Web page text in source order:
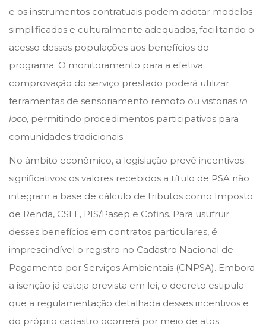
e os instrumentos contratuais podem adotar modelos
simplificados e culturalmente adequados, facilitando o
acesso dessas populações aos benefícios do
programa. O monitoramento para a efetiva
comprovação do serviço prestado poderá utilizar
ferramentas de sensoriamento remoto ou vistorias in
loco, permitindo procedimentos participativos para
comunidades tradicionais.
No âmbito econômico, a legislação prevê incentivos
significativos: os valores recebidos a título de PSA não
integram a base de cálculo de tributos como Imposto
de Renda, CSLL, PIS/Pasep e Cofins. Para usufruir
desses benefícios em contratos particulares, é
imprescindível o registro no Cadastro Nacional de
Pagamento por Serviços Ambientais (CNPSA). Embora
a isenção já esteja prevista em lei, o decreto estipula
que a regulamentação detalhada desses incentivos e
do próprio cadastro ocorrerá por meio de atos